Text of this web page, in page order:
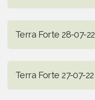
Terra Forte 28-07-22
Terra Forte 27-07-22